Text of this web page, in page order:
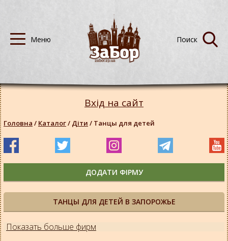
ТАНЦЫ ДЛЯ ДЕТЕЙ В ЗАПОРОЖЬЕ
Показать больше фирм
Вхід на сайт
Головна / Каталог/ Діти / Танцы для детей
ДОДАТИ ФІРМУ